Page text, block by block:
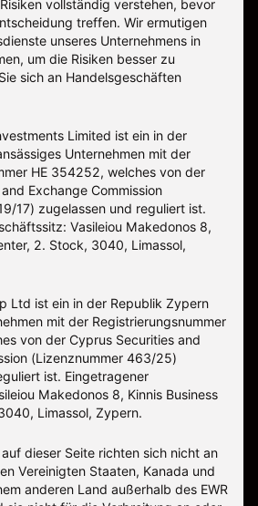
vollständig verstehen, bevor
treffen. Wir ermutigen
unseres Unternehmens in
um die Risiken besser zu
sich an Handelsgeschäften
Limited ist ein in der
Unternehmen mit der
HE 354252, welches von der
Exchange Commission
17) zugelassen und reguliert ist.
Vasileiou Makedonos 8,
2. Stock, 3040, Limassol,
Ltd ist ein in der Republik Zypern
mit der Registrierungsnummer
von der Cyprus Securities and
(Lizenznummer 463/25)
ist. Eingetragener
Makedonos 8, Kinnis Business
Limassol, Zypern.
dieser Seite richten sich nicht an
Vereinigten Staaten, Kanada und
anderen Land außerhalb des EWR